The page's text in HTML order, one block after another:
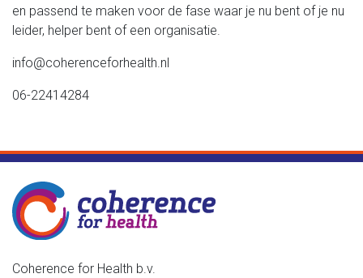
en passend te maken voor de fase waar je nu bent of je nu
leider, helper bent of een organisatie.
info@coherenceforhealth.nl
06-22414284
Coherence for Health b.v.